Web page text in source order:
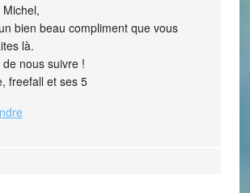
bien beau compliment que vous
là.
de nous suivre !
freefall et ses 5